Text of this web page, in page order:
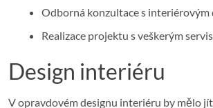
Odborná konzultace s interiérovým
Realizace projektu s veškerým
Design interiéru
V opravdovém designu interiéru by mělo